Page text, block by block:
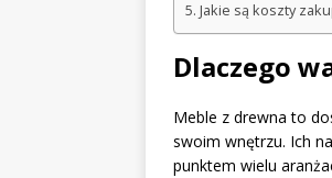
Jakie są koszty
Dlaczego
Meble z drewna to
swoim wnętrzu. Ich
punktem wielu